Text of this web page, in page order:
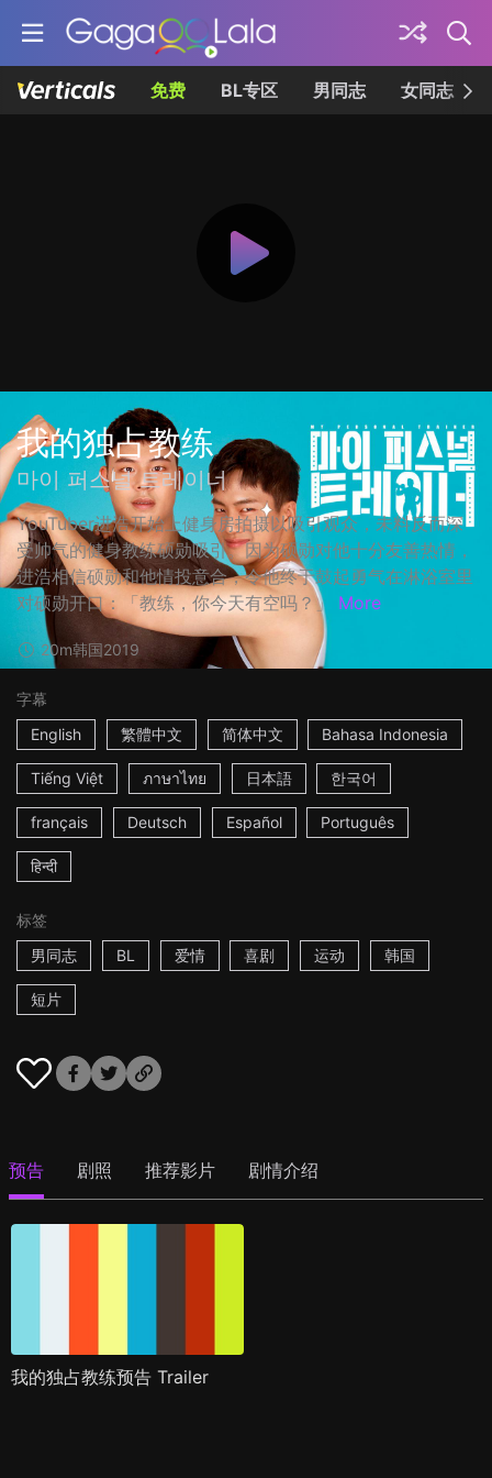
免费 BL专区 男同志 女同志
我的独占教练
마이 퍼스널 트레이너
YouTuber进浩开始上健身房拍摄以吸引观众，未料反而深
受帅气的健身教练硕勋吸引。因为硕勋对他十分友善热情，
进浩相信硕勋和他情投意合，令他终于鼓起勇气在淋浴室里
对硕勋开口：「教练，你今天有空吗？」
More
20m韩国2019
字幕
English
繁體中文 简体中文 Bahasa Indonesia
Tiếng Việt ภาษาไทย 日本語 한국어
français Deutsch Español Português
हिन्दी
标签
男同志
BL 爱情 喜剧 运动 韩国
短片
预告 剧照 推荐影片 剧情介绍
我的独占教练预告 Trailer